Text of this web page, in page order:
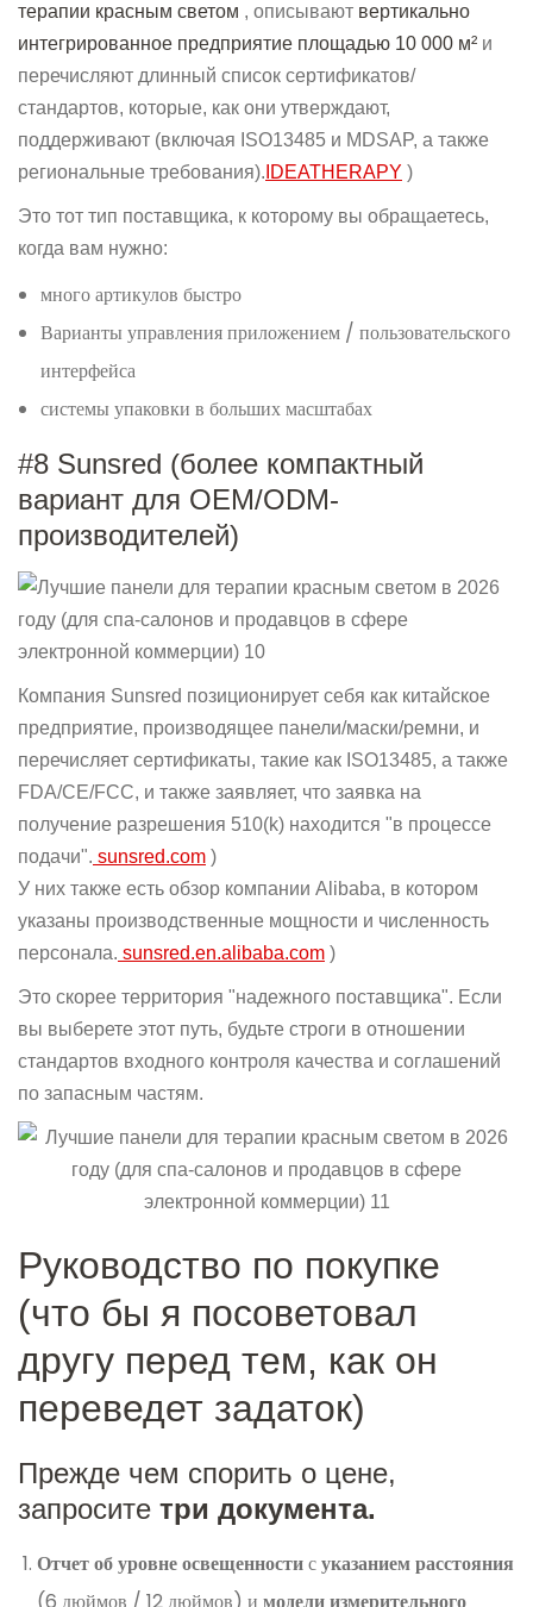
терапии красным светом , описывают вертикально
интегрированное предприятие площадью 10 000 м² и
перечисляют длинный список сертификатов/
стандартов, которые, как они утверждают,
поддерживают (включая ISO13485 и MDSAP, а также
региональные требования). IDEATHERAPY )
Это тот тип поставщика, к которому вы обращаетесь,
когда вам нужно:
много артикулов быстро
Варианты управления приложением / пользовательского
интерфейса
системы упаковки в больших масштабах
#8 Sunsred (более компактный
вариант для OEM/ODM-
производителей)
Компания Sunsred позиционирует себя как китайское
предприятие, производящее панели/маски/ремни, и
перечисляет сертификаты, такие как ISO13485, а также
FDA/CE/FCC, и также заявляет, что заявка на
получение разрешения 510(k) находится "в процессе
подачи". sunsred.com )
У них также есть обзор компании Alibaba, в котором
указаны производственные мощности и численность
персонала. sunsred.en.alibaba.com )
Это скорее территория "надежного поставщика". Если
вы выберете этот путь, будьте строги в отношении
стандартов входного контроля качества и соглашений
по запасным частям.
Руководство по покупке
(что бы я посоветовал
другу перед тем, как он
переведет задаток)
Прежде чем спорить о цене,
запросите три документа.
Отчет об уровне освещенностисуказанием расстояния